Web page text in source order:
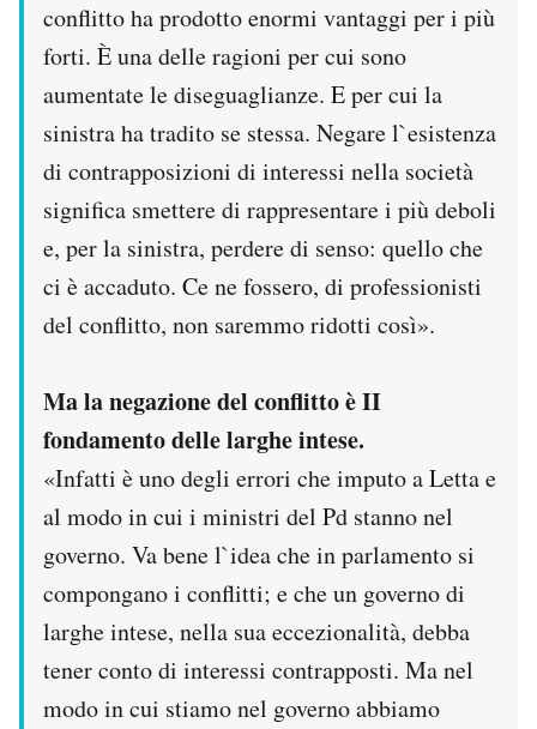
AREA PERSONALE
Newsletter
Notifiche mobile
Regala il Post
Hai bisogno di aiuto?
conflitto ha prodotto enormi vantaggi per i più
forti. È una delle ragioni per cui sono
aumentate le diseguaglianze. E per cui la
sinistra ha tradito se stessa. Negare l`esistenza
di contrapposizioni di interessi nella società
significa smettere di rappresentare i più deboli
e, per la sinistra, perdere di senso: quello che
ci è accaduto. Ce ne fossero, di professionisti
del conflitto, non saremmo ridotti così».
Ma la negazione del conflitto è II
fondamento delle larghe intese.
«Infatti è uno degli errori che imputo a Letta e
al modo in cui i ministri del Pd stanno nel
governo. Va bene l`idea che in parlamento si
compongano i conflitti; e che un governo di
larghe intese, nella sua eccezionalità, debba
tener conto di interessi contrapposti. Ma nel
modo in cui stiamo nel governo abbiamo